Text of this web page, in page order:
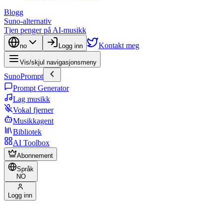
Blogg
Suno-alternativ
Tjen penger på AI-musikk
no Logg inn Kontakt meg
Vis/skjul navigasjonsmeny
SunoPrompt
Prompt Generator
Lag musikk
Vokal fjerner
Musikkagent
Bibliotek
AI Toolbox
Abonnement
Språk
NO
Logg inn